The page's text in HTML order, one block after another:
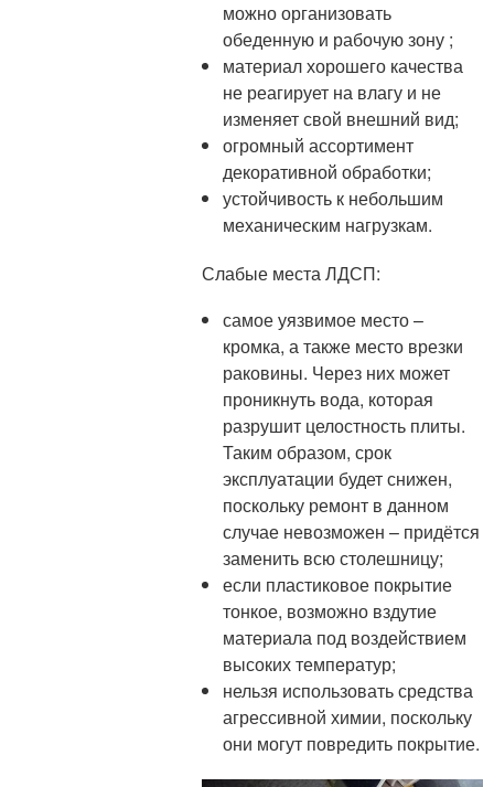
можно организовать
обеденную и рабочую зону ;
материал хорошего качества
не реагирует на влагу и не
изменяет свой внешний вид;
огромный ассортимент
декоративной обработки;
устойчивость к небольшим
механическим нагрузкам.
Слабые места ЛДСП:
самое уязвимое место –
кромка, а также место врезки
раковины. Через них может
проникнуть вода, которая
разрушит целостность плиты.
Таким образом, срок
эксплуатации будет снижен,
поскольку ремонт в данном
случае невозможен – придётся
заменить всю столешницу;
если пластиковое покрытие
тонкое, возможно вздутие
материала под воздействием
высоких температур;
нельзя использовать средства
агрессивной химии, поскольку
они могут повредить покрытие.